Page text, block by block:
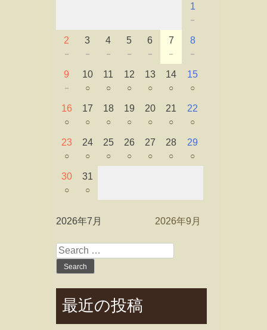
1
－
2
－
3
－
4
－
5
－
6
－
7
－
8
－
9
－
10
○
11
○
12
○
13
○
14
○
15
○
16
○
17
○
18
○
19
○
20
○
21
○
22
○
23
○
24
○
25
○
26
○
27
○
28
○
29
○
30
○
31
○
2026年7月 2026年9月
Search
for:
最近の投稿